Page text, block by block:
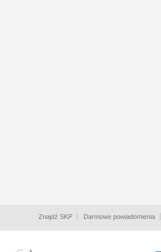
Znajdź SKP Darmowe powiadomienia